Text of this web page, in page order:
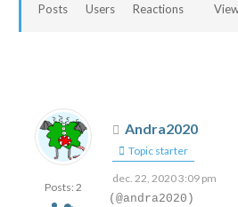
Posts Users Reactions
Posts: 2
Andra2020
Topic starter
dec. 22, 2020 3:09 pm
(@andra2020)